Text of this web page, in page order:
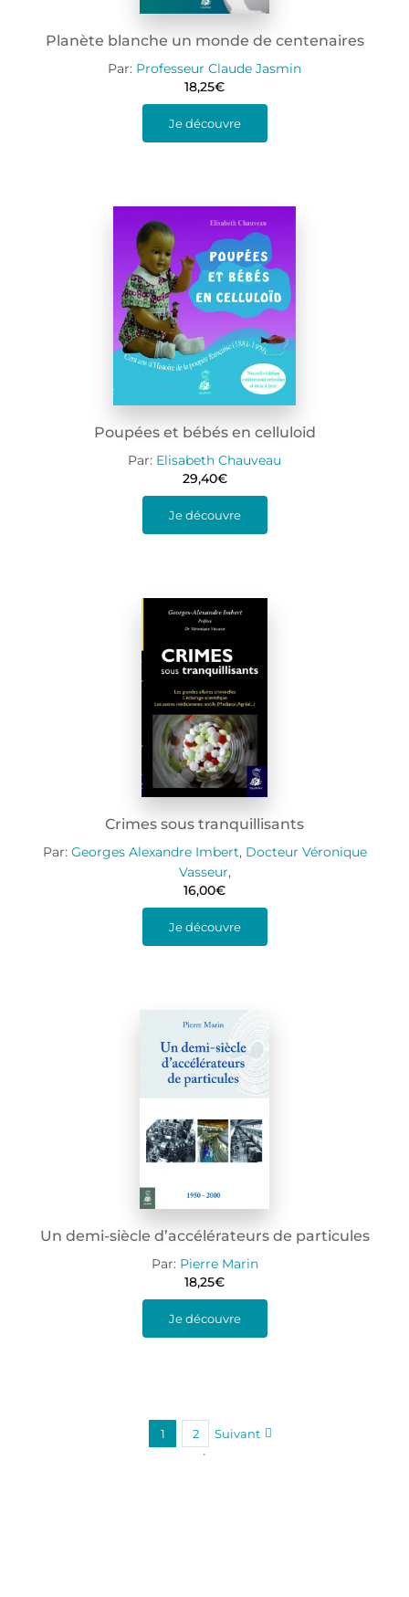
Planète blanche un monde de centenaires
Par: Professeur Claude Jasmin
18,25€
Je découvre
Poupées et bébés en celluloid
Par: Elisabeth Chauveau
29,40€
Je découvre
Crimes sous tranquillisants
Par: Georges Alexandre Imbert, Docteur Véronique
Vasseur,
16,00€
Je découvre
Un demi-siècle d’accélérateurs de particules
Par: Pierre Marin
18,25€
Je découvre
1 2 Suivant